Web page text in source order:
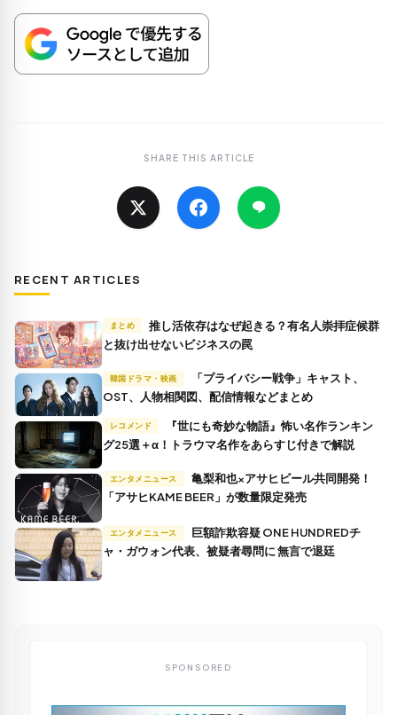
SHARE THIS ARTICLE
RECENT ARTICLES
まとめ
推し活依存はなぜ起きる？有名人崇拝症候群
と抜け出せないビジネスの罠
韓国ドラマ・映画
OST、人物相関図、配信情報などまとめ
レコメンド
グ25選＋α！トラウマ名作をあらすじ付きで解説
エンタメニュース
「アサヒKAME BEER」が数量限定発売
エンタメニュース
ャ・ガウォン代表、被疑者尋問に 無言で退廷
SPONSORED